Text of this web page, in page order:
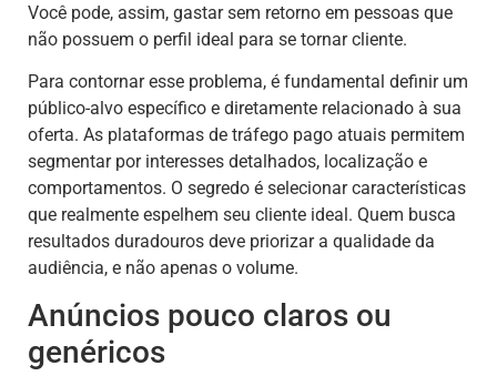
Você pode, assim, gastar sem retorno em pessoas que
não possuem o perfil ideal para se tornar cliente.
Para contornar esse problema, é fundamental definir um
público-alvo específico e diretamente relacionado à sua
oferta. As plataformas de tráfego pago atuais permitem
segmentar por interesses detalhados, localização e
comportamentos. O segredo é selecionar características
que realmente espelhem seu cliente ideal. Quem busca
resultados duradouros deve priorizar a qualidade da
audiência, e não apenas o volume.
Anúncios pouco claros ou
genéricos